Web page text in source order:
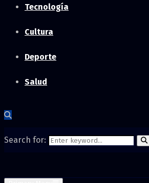
Tecnología
Cultura
Deporte
Salud
Search for: